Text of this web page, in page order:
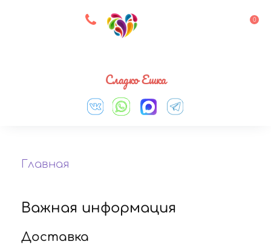
8 927 083 33 05 0
Сладко Ешка
Главная
Важная информация
Доставка